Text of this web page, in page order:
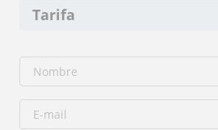
Tarifa